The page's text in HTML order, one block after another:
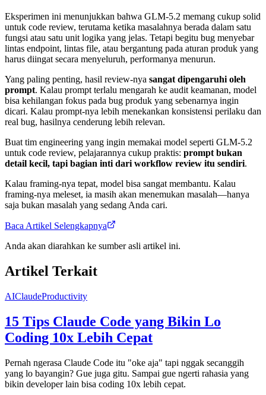
Eksperimen ini menunjukkan bahwa GLM-5.2 memang cukup solid
untuk code review, terutama ketika masalahnya berada dalam satu
fungsi atau satu unit logika yang jelas. Tetapi begitu bug menyebar
lintas endpoint, lintas file, atau bergantung pada aturan produk yang
harus diingat secara menyeluruh, performanya menurun.
Yang paling penting, hasil review-nya sangat dipengaruhi oleh
prompt. Kalau prompt terlalu mengarah ke audit keamanan, model
bisa kehilangan fokus pada bug produk yang sebenarnya ingin
dicari. Kalau prompt-nya lebih menekankan konsistensi perilaku dan
real bug, hasilnya cenderung lebih relevan.
Buat tim engineering yang ingin memakai model seperti GLM-5.2
untuk code review, pelajarannya cukup praktis: prompt bukan
detail kecil, tapi bagian inti dari workflow review itu sendiri.
Kalau framing-nya tepat, model bisa sangat membantu. Kalau
framing-nya meleset, ia masih akan menemukan masalah—hanya
saja bukan masalah yang sedang Anda cari.
Baca Artikel Selengkapnya
Anda akan diarahkan ke sumber asli artikel ini.
Artikel Terkait
AIClaudeProductivity
15 Tips Claude Code yang Bikin Lo
Coding 10x Lebih Cepat
Pernah ngerasa Claude Code itu "oke aja" tapi nggak secanggih
yang lo bayangin? Gue juga gitu. Sampai gue ngerti rahasia yang
bikin developer lain bisa coding 10x lebih cepat.